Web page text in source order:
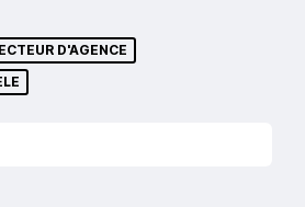
D'AGENCE